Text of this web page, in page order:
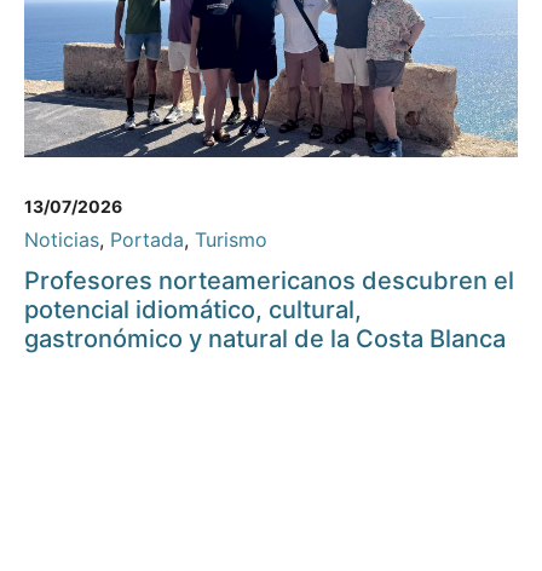
13/07/2026
Noticias, Portada, Turismo
Profesores norteamericanos descubren el
potencial idiomático, cultural,
gastronómico y natural de la Costa Blanca